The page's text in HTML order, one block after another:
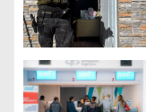
e
e
n